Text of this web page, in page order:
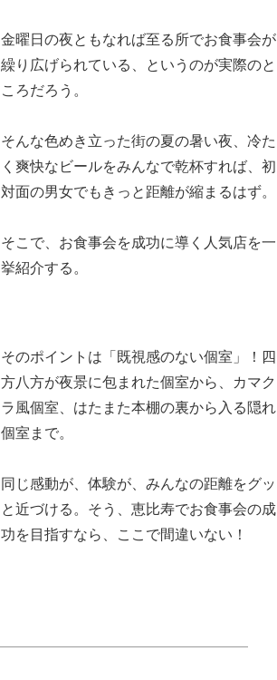
金曜日の夜ともなれば至る所でお食事会が
繰り広げられている、というのが実際のと
ころだろう。
そんな色めき立った街の夏の暑い夜、冷た
く爽快なビールをみんなで乾杯すれば、初
対面の男女でもきっと距離が縮まるはず。
そこで、お食事会を成功に導く人気店を一
挙紹介する。
そのポイントは「既視感のない個室」！四
方八方が夜景に包まれた個室から、カマク
ラ風個室、はたまた本棚の裏から入る隠れ
個室まで。
同じ感動が、体験が、みんなの距離をグッ
と近づける。そう、恵比寿でお食事会の成
功を目指すなら、ここで間違いない！